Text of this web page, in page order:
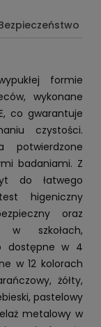
formie
wykonane
co gwarantuje
czystości.
potwierdzone
badaniami. Z
do łatwego
higeniczny
oraz
w szkołach,
dostępne w 4
w 12 kolorach
żółty,
pastelowy
metalowy w